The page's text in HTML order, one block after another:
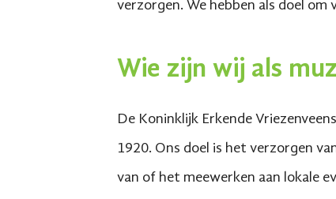
verzorgen. We hebben als doel
Wie zijn wij als
De Koninklijk Erkende
1920. Ons doel is het verzorgen
van of het meewerken aan lokale